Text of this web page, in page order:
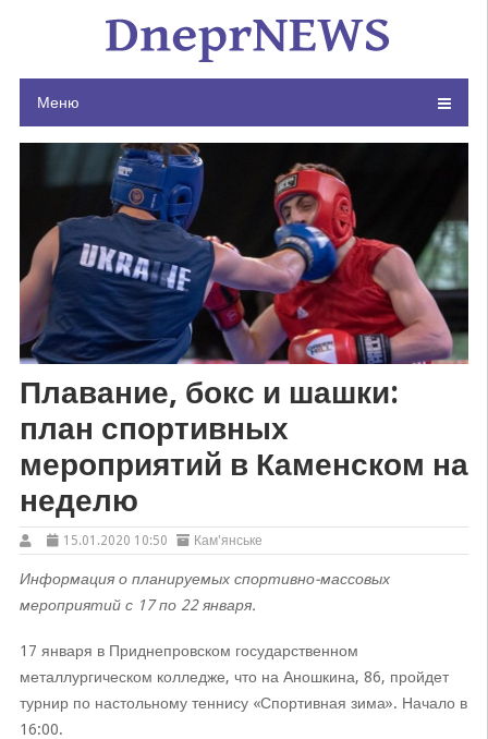
Меню
Плавание, бокс и шашки:
план спортивных
мероприятий в Каменском на
неделю
15.01.2020 10:50 Кам'янське
Информация о планируемых спортивно-массовых
мероприятий с 17 по 22 января.
17 января в Приднепровском государственном
металлургическом колледже, что на Аношкина, 86, пройдет
турнир по настольному теннису «Спортивная зима». Начало в
16:00.